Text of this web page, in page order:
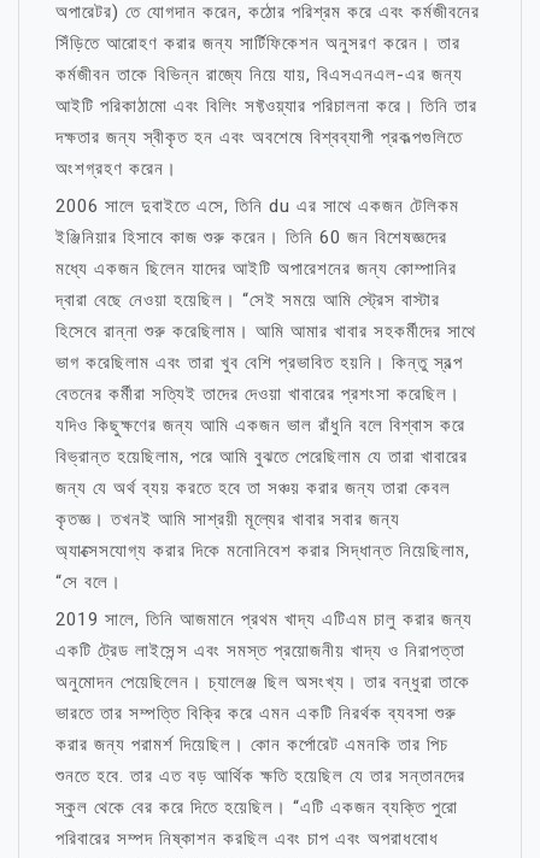
অপারেটর) তে যোগদান করেন, কঠোর পরিশ্রম করে এবং কর্মজীবনের
সিঁড়িতে আরোহণ করার জন্য সার্টিফিকেশন অনুসরণ করেন। তার
কর্মজীবন তাকে বিভিন্ন রাজ্যে নিয়ে যায়, বিএসএনএল-এর জন্য
আইটি পরিকাঠামো এবং বিলিং সফ্টওয়্যার পরিচালনা করে। তিনি তার
দক্ষতার জন্য স্বীকৃত হন এবং অবশেষে বিশ্বব্যাপী প্রকল্পগুলিতে
অংশগ্রহণ করেন।
2006 সালে দুবাইতে এসে, তিনি du এর সাথে একজন টেলিকম
ইঞ্জিনিয়ার হিসাবে কাজ শুরু করেন। তিনি 60 জন বিশেষজ্ঞদের
মধ্যে একজন ছিলেন যাদের আইটি অপারেশনের জন্য কোম্পানির
দ্বারা বেছে নেওয়া হয়েছিল। “সেই সময়ে আমি স্ট্রেস বাস্টার
হিসেবে রান্না শুরু করেছিলাম। আমি আমার খাবার সহকর্মীদের সাথে
ভাগ করেছিলাম এবং তারা খুব বেশি প্রভাবিত হয়নি। কিন্তু স্বল্প
বেতনের কর্মীরা সত্যিই তাদের দেওয়া খাবারের প্রশংসা করেছিল।
যদিও কিছুক্ষণের জন্য আমি একজন ভাল রাঁধুনি বলে বিশ্বাস করে
বিভ্রান্ত হয়েছিলাম, পরে আমি বুঝতে পেরেছিলাম যে তারা খাবারের
জন্য যে অর্থ ব্যয় করতে হবে তা সঞ্চয় করার জন্য তারা কেবল
কৃতজ্ঞ। তখনই আমি সাশ্রয়ী মূল্যের খাবার সবার জন্য
অ্যাক্সেসযোগ্য করার দিকে মনোনিবেশ করার সিদ্ধান্ত নিয়েছিলাম,
“সে বলে।
2019 সালে, তিনি আজমানে প্রথম খাদ্য এটিএম চালু করার জন্য
একটি ট্রেড লাইসেন্স এবং সমস্ত প্রয়োজনীয় খাদ্য ও নিরাপত্তা
অনুমোদন পেয়েছিলেন। চ্যালেঞ্জ ছিল অসংখ্য। তার বন্ধুরা তাকে
ভারতে তার সম্পত্তি বিক্রি করে এমন একটি নিরর্থক ব্যবসা শুরু
করার জন্য পরামর্শ দিয়েছিল। কোন কর্পোরেট এমনকি তার পিচ
শুনতে হবে. তার এত বড় আর্থিক ক্ষতি হয়েছিল যে তার সন্তানদের
স্কুল থেকে বের করে দিতে হয়েছিল। “এটি একজন ব্যক্তি পুরো
পরিবারের সম্পদ নিষ্কাশন করছিল এবং চাপ এবং অপরাধবোধ